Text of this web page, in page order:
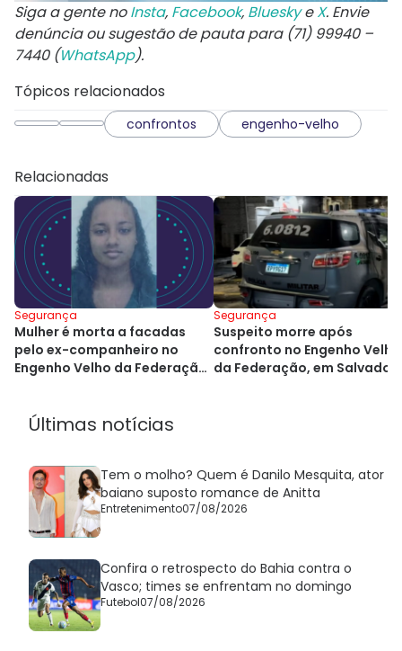
Siga a gente noInsta, Facebook, BlueskyeX. Envie
denúncia ou sugestão de pauta para (71) 99940 –
7440 (WhatsApp).
Tópicos relacionados
confrontos engenho-velho
Relacionadas
Segurança
Mulher é morta a facadas
pelo ex-companheiro no
Engenho Velho da Federação,
Segurança
Suspeito morre após
confronto no Engenho Velho
da Federação, em Salvador
Últimas notícias
Tem o molho? Quem é Danilo Mesquita, ator
baiano suposto romance de Anitta
Entretenimento07/08/2026
Confira o retrospecto do Bahia contra o
Vasco; times se enfrentam no domingo
Futebol07/08/2026